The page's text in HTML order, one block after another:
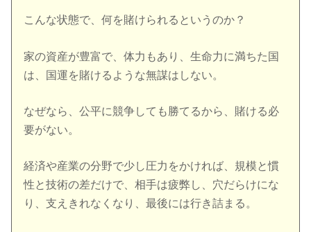
こんな状態で、何を賭けられるというのか？
家の資産が豊富で、体力もあり、生命力に満ちた国
は、国運を賭けるような無謀はしない。
なぜなら、公平に競争しても勝てるから、賭ける必
要がない。
経済や産業の分野で少し圧力をかければ、規模と慣
性と技術の差だけで、相手は疲弊し、穴だらけにな
り、支えきれなくなり、最後には行き詰まる。